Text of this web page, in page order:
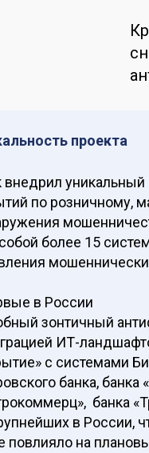
проекта
внедрил
по розничному,
более 15
в России
зонтичный
ИТ-
с системами
банка,
банка
в России,
повлияло на